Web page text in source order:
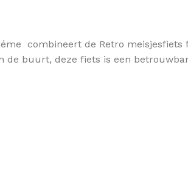
combineert de Retro
de buurt, deze fiets is een